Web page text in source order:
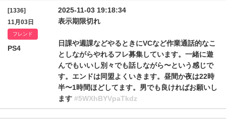
[1336]
11月03日
フレンド
PS4
2025-11-03 19:18:34
表示期限切れ
日課や週課などやるときにVCなど作業通話的なこ
としながらやれるフレ募集しています。一緒に遊
んでもいいし別々でも話しながら〜という感じで
す。エンドは同盟よくいきます。昼間か夜は22時
半〜1時間ほどしてます。男でも良ければお願いし
ます #5WXhBYVpaTkdz